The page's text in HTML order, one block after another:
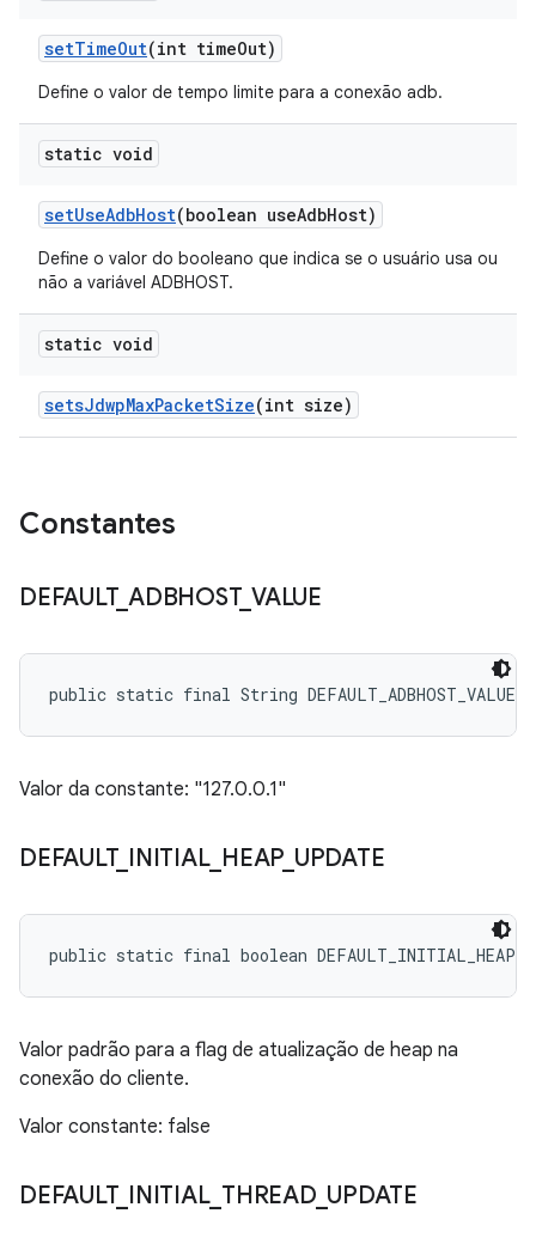
setTimeOut(int timeOut)
Define o valor de tempo limite para a conexão adb.
static void
setUseAdbHost(boolean useAdbHost)
Define o valor do booleano que indica se o usuário usa ou
não a variável ADBHOST.
static void
setsJdwpMaxPacketSize(int size)
Constantes
DEFAULT_ ADBHOST_ VALUE
public static final String DEFAULT_ADBHOST_VALUE
Valor da constante: "127.0.0.1"
DEFAULT_ INITIAL_ HEAP_ UPDATE
public static final boolean
Valor padrão para a flag de atualização de heap na
conexão do cliente.
Valor constante: false
DEFAULT_ INITIAL_ THREAD_ UPDATE